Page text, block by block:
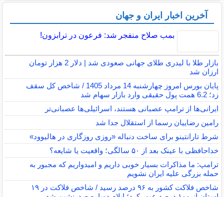
آخرین اخبار ایران و جهان
بمب صلاح منفجر شد: فرعون در ترابزون!
بازار طلا با لیدری طلای جهانی صعودی شد | دلار 2 هزار تومان
ارزان شد
پایان بورس امروز چهارشنبه 14 مرداد 1405 / شاخص کل سقف
زد؛ 6.2 همت پول حقیقی وارد بازار سهام شد
ایرانی‌ها از ترامپ عصبانی هستند، اسرائیلی‌ها عصبانی‌تر
رامین رضاییان رسما از استقلال جدا شد
شرط تارانتینو برای ساخت دنباله «روزی روزگاری در هالیوود»
خداحافظی با عینک بعد از ۵۰ سالگی؛ واقعیت یا شایعه؟
ترامپ: ما مذاکرات بسیار خوبی داریم و امیدواریم که مجبور به
حمله بزرگی علیه ایران نشویم
شاخص فلاکت کشور به ۹۶ درصد رسید / شاخص فلاکت در ۱۹